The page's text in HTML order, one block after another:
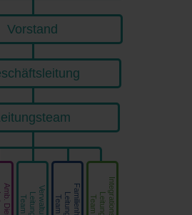
Vorstand
Amb. Dienst Verwaltung
Leitung
Team Familienhilfe
Leitung
Team Integrations­hilfe
Leitung
Team